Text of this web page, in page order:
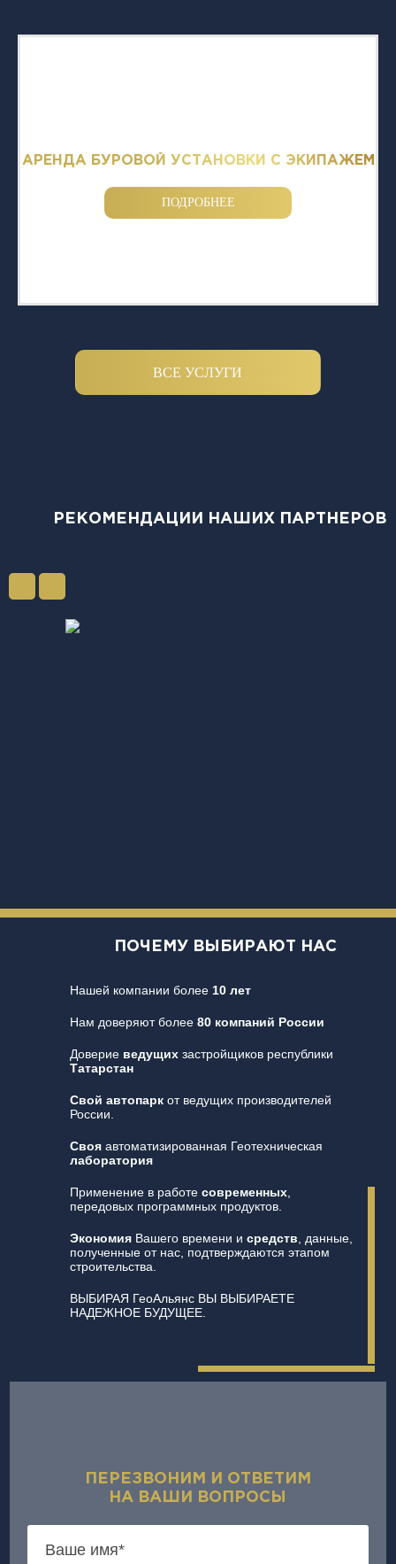
АРЕНДА БУРОВОЙ УСТАНОВКИ С ЭКИПАЖЕМ
ПОДРОБНЕЕ
ВСЕ УСЛУГИ
РЕКОМЕНДАЦИИ НАШИХ ПАРТНЕРОВ
ПОЧЕМУ ВЫБИРАЮТ НАС
Нашей компании более 10 лет
Нам доверяют более 80 компаний России
Доверие ведущихзастройщиков республики
Татарстан
Свой автопаркот ведущих производителей
России.
Свояавтоматизированная Геотехническая
лаборатория
Применение в работе современных,
передовых программных продуктов.
ЭкономияВашего времени и средств , данные,
полученные от нас, подтверждаются этапом
строительства.
ВЫБИРАЯ ГеоАльянс ВЫ ВЫБИРАЕТЕ
НАДЕЖНОЕ БУДУЩЕЕ.
ПЕРЕЗВОНИМ И ОТВЕТИМ
НА ВАШИ ВОПРОСЫ